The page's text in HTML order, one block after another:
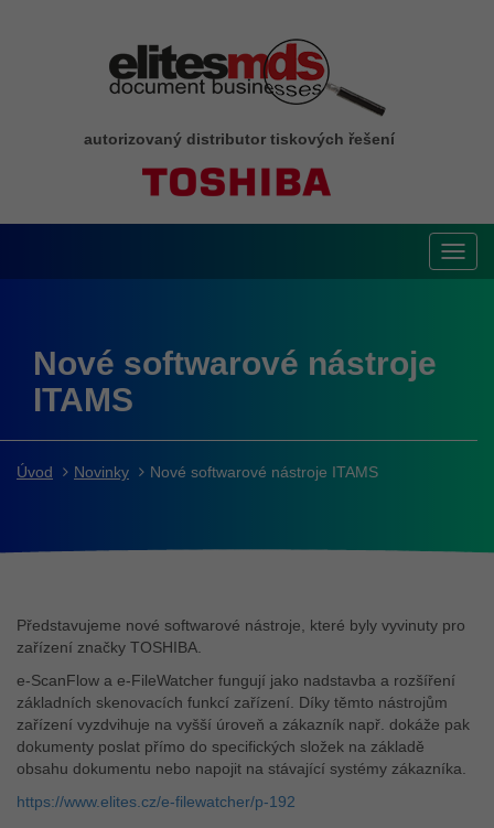
autorizovaný distributor tiskových řešení
Nové softwarové nástroje
ITAMS
Úvod Novinky Nové softwarové nástroje ITAMS
Představujeme nové softwarové nástroje, které byly vyvinuty pro
zařízení značky TOSHIBA.
e-ScanFlow a e-FileWatcher fungují jako nadstavba a rozšíření
základních skenovacích funkcí zařízení. Díky těmto nástrojům
zařízení vyzdvihuje na vyšší úroveň a zákazník např. dokáže pak
dokumenty poslat přímo do specifických složek na základě
obsahu dokumentu nebo napojit na stávající systémy zákazníka.
https://www.elites.cz/e-filewatcher/p-192